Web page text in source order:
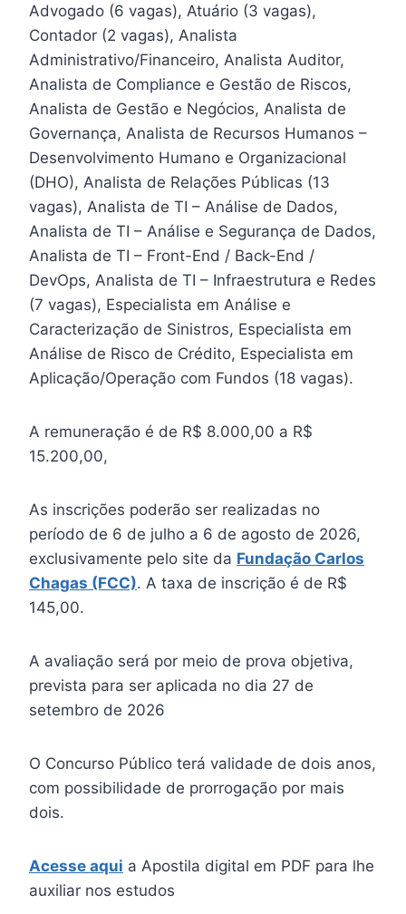
Advogado (6 vagas), Atuário (3 vagas),
Contador (2 vagas), Analista
Administrativo/Financeiro, Analista Auditor,
Analista de Compliance e Gestão de Riscos,
Analista de Gestão e Negócios, Analista de
Governança, Analista de Recursos Humanos –
Desenvolvimento Humano e Organizacional
(DHO), Analista de Relações Públicas (13
vagas), Analista de TI – Análise de Dados,
Analista de TI – Análise e Segurança de Dados,
Analista de TI – Front-End / Back-End /
DevOps, Analista de TI – Infraestrutura e Redes
(7 vagas), Especialista em Análise e
Caracterização de Sinistros, Especialista em
Análise de Risco de Crédito, Especialista em
Aplicação/Operação com Fundos (18 vagas).
A remuneração é de R$ 8.000,00 a R$
15.200,00,
As inscrições poderão ser realizadas no
período de 6 de julho a 6 de agosto de 2026,
exclusivamente pelo site da Fundação Carlos
Chagas (FCC). A taxa de inscrição é de R$
145,00.
A avaliação será por meio de prova objetiva,
prevista para ser aplicada no dia 27 de
setembro de 2026
O Concurso Público terá validade de dois anos,
com possibilidade de prorrogação por mais
dois.
Acesse aqui a Apostila digital em PDF para lhe
auxiliar nos estudos